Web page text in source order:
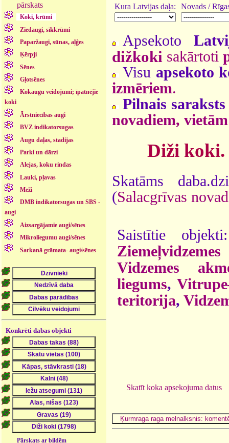
pārskats
Koki, krūmi
Ziedaugi, sīkkrūmi
Paparžaugi, sūnas, aļģes
Ķērpji
Sēnes
Gļotsēnes
Kokaugu veidojumi; īpatnējie
koki
Ārstniecības augi
BVZ indikatorsugas
Augu daļas, stadijas
Parki un dārzi
Alejas, koku rindas
Lauki, pļavas
Meži
DMB indikatorsugas un SBS -
augi
Aizsargājamie augi/sēnes
Mikroliegumu augi/sēnes
Sarkanā grāmata- augi/sēnes
Konkrēti dabas objekti
Pārskats ar bildēm
Kura Latvijas daļa: Novads /
Apsekoto
dižkoki sakārtoti
Visu apsekoto
izmēriem.
Pilnais
novadiem, vietām
Diži koki.
Skatāms
(Salacgrīvas
Saistītie
Vidzemes
liegums,
teritorija,
Skatīt koka apsekojuma datus